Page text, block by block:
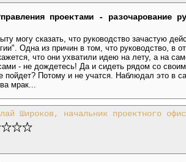
проектами - разочарование
могу сказать, что руководство зачастую
Одна из причин в том, что руководство, в
что они ухватили идею на лету, а на
- не дождетесь! Да и сидеть рядом со
пойдет? Потому и не учатся. Наблюдал это в
мрак...
Широков, начальник проектного